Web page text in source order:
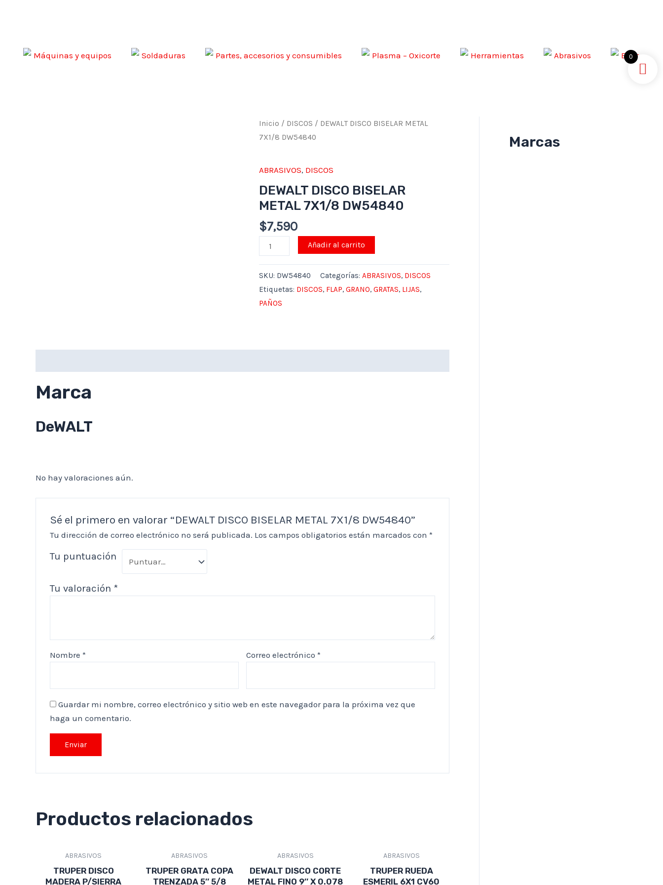
Máquinas y equipos Soldaduras Partes, accesorios y consumibles Plasma – Oxicorte Herramientas Abrasivos EPPs
Inicio / DISCOS / DEWALT DISCO BISELAR METAL
7X1/8 DW54840
ABRASIVOS, DISCOS
DEWALT DISCO BISELAR
METAL 7X1/8 DW54840
$7,590
DEWALT
DISCO
DW54840
cantidad
Añadir al carrito
SKU: DW54840 Categorías:ABRASIVOS, DISCOS
Etiquetas: DISCOS, FLAP,GRANO,GRATAS, LIJAS,
PAÑOS
Marca
DeWALT
No hay valoraciones aún.
Sé el primero en valorar “DEWALT DISCO BISELAR METAL 7X1/8 DW54840”
Tu dirección de correo electrónico no será publicada. Los campos obligatorios están marcados con*
Tu puntuación
Tu valoración *
Nombre* Correo electrónico*
Guardar mi nombre, correo electrónico y sitio web en este navegador para la próxima vez que
haga un comentario.
Productos relacionados
ABRASIVOS
TRUPER DISCO
MADERA P/SIERRA
ABRASIVOS
TRUPER GRATA COPA
TRENZADA 5″ 5/8
ABRASIVOS
DEWALT DISCO CORTE
METAL FINO 9″ X 0.078
ABRASIVOS
TRUPER RUEDA
ESMERIL 6X1 CV60
Marcas
0